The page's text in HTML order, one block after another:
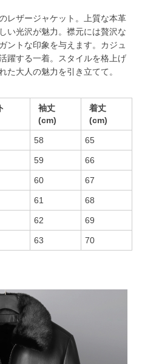
レザージャケット。上質な本革
い光沢が魅力。襟元には贅沢な
ントな印象を与えます。カジュ
躍する一着。スタイルを格上げ
た大人の魅力を引き立てて。
袖丈
(cm)
着丈
(cm)
58 65
59 66
60 67
61 68
62 69
63 70